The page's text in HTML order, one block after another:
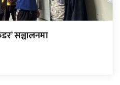
सञ्चालनमा